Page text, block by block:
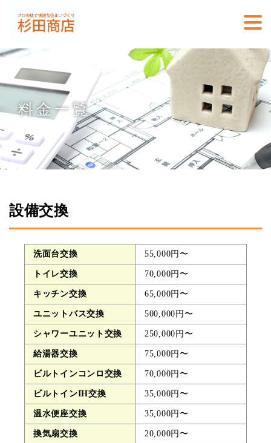
料金一覧
設備交換
洗面台交換 55,000円〜
トイレ交換 70,000円〜
キッチン交換 65,000円〜
ユニットバス交換 500,000円〜
シャワーユニット交換 250,000円〜
給湯器交換 75,000円〜
ビルトインコンロ交換 70,000円〜
ビルトインIH交換 35,000円〜
温水便座交換 35,000円〜
換気扇交換 20,000円〜